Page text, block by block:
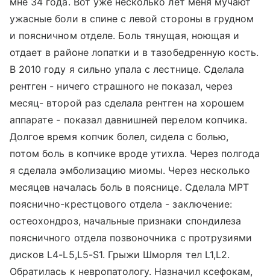
ужасные боли в спине с левой стороны в грудном
и поясничном отделе. Боль тянущая, ноющая и
отдает в районе лопатки и в тазобедренную кость.
В 2010 году я сильно упала с лестнице. Сделала
рентген - ничего страшного не показал, через
месяц- второй раз сделала рентген на хорошем
аппарате - показал давнишней перелом копчика.
Долгое время копчик болел, сидела с болью,
потом боль в копчике вроде утихла. Через полгода
я сделала эмболизацию миомы. Через несколько
месяцев началась боль в пояснице. Сделала МРТ
пояснично-крестцового отдела - заключение:
остеохондроз, начальные признаки спондилеза
поясничного отдела позвоночника с протрузиями
дисков L4-L5,L5-S1. Грыжи Шморля тел L1,L2.
Обратилась к невропатологу. Назначил ксефокам,